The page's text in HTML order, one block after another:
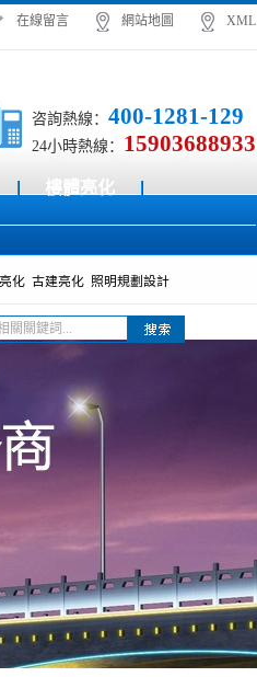
在線留言 網站地圖 XML
咨詢熱線： 400-1281-129
24小時熱線： 15903688933
樓體亮化